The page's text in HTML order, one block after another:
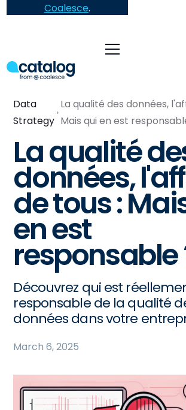
Coalesce.
Data
Strategy
La qualité des données,
Mais qui en est
La qualité
données,
de tous :
en est
responsable
Découvrez qui est
responsable de la qualité
données dans votre
March 6, 2025